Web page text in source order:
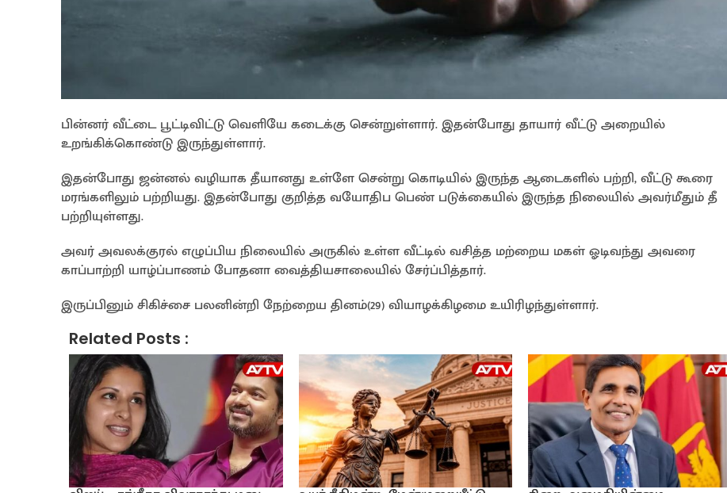
பின்னர் வீட்டை பூட்டிவிட்டு வெளியே கடைக்கு சென்றுள்ளார். இதன்போது தாயார் வீட்டு அறையில்
உறங்கிக்கொண்டு இருந்துள்ளார்.
இதன்போது ஜன்னல் வழியாக தீயானது உள்ளே சென்று கொடியில் இருந்த ஆடைகளில் பற்றி, வீட்டு கூரை
மரங்களிலும் பற்றியது. இதன்போது குறித்த வயோதிப பெண் படுக்கையில் இருந்த நிலையில் அவர்மீதும் தீ
பற்றியுள்ளது.
அவர் அவலக்குரல் எழுப்பிய நிலையில் அருகில் உள்ள வீட்டில் வசித்த மற்றைய மகள் ஓடிவந்து அவரை
காப்பாற்றி யாழ்ப்பாணம் போதனா வைத்தியசாலையில் சேர்ப்பித்தார்.
இருப்பினும் சிகிச்சை பலனின்றி நேற்றைய தினம்(29) வியாழக்கிழமை உயிரிழந்துள்ளார்.
Related Posts :